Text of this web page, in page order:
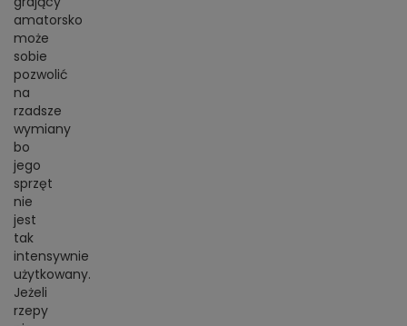
amatorsko
może
sobie
pozwolić
na
rzadsze
wymiany
bo
jego
sprzęt
nie
jest
tak
intensywnie
użytkowany.
Jeżeli
rzepy